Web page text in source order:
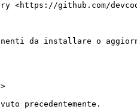
github.com/
da installare o
precedentemente.